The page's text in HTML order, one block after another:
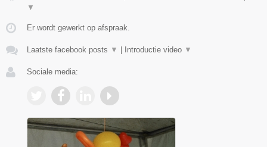
▼
Er wordt gewerkt op afspraak.
Laatste facebook posts ▼ Introductie video ▼
Sociale media: